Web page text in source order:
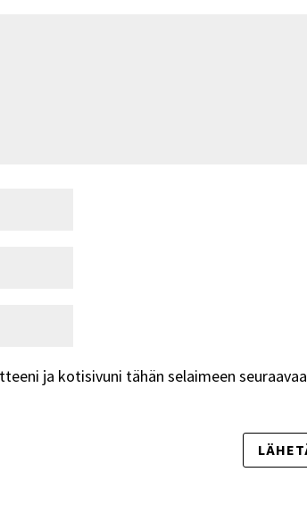
ja kotisivuni tähän selaimeen seuraavaa